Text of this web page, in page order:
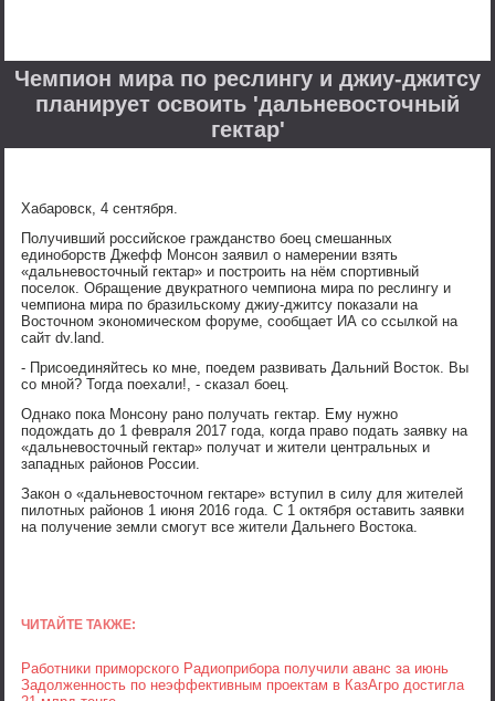
Чемпион мира по реслингу и джиу-джитсу
планирует освоить 'дальневосточный
гектар'
Хабаровск, 4 сентября.
Получивший российское гражданство боец смешанных
единоборств Джефф Монсон заявил о намерении взять
«дальневосточный гектар» и построить на нём спортивный
поселок. Обращение двукратного чемпиона мира по реслингу и
чемпиона мира по бразильскому джиу-джитсу показали на
Восточном экономическом форуме, сообщает ИА со ссылкой на
сайт dv.land.
- Присоединяйтесь ко мне, поедем развивать Дальний Восток. Вы
со мной? Тогда поехали!, - сказал боец.
Однако пока Монсону рано получать гектар. Ему нужно
подождать до 1 февраля 2017 года, когда право подать заявку на
«дальневосточный гектар» получат и жители центральных и
западных районов России.
Закон о «дальневосточном гектаре» вступил в силу для жителей
пилотных районов 1 июня 2016 года. С 1 октября оставить заявки
на получение земли смогут все жители Дальнего Востока.
ЧИТАЙТЕ ТАКЖЕ:
Работники приморского Радиоприбора получили аванс за июнь
Задолженность по неэффективным проектам в КазАгро достигла